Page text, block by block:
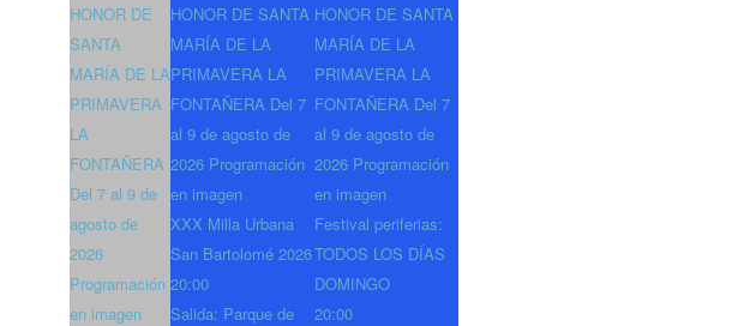
HONOR DE
SANTA
MARÍA DE LA
PRIMAVERA
LA
FONTAÑERA
Del 7 al 9 de
agosto de
2026
Programación
en imagen
HONOR DE SANTA
MARÍA DE LA
PRIMAVERA LA
FONTAÑERA Del 7
al 9 de agosto de
2026 Programación
en imagen
XXX Milla Urbana
San Bartolomé 2026
20:00
Salida: Parque de
HONOR DE SANTA
MARÍA DE LA
PRIMAVERA LA
FONTAÑERA Del 7
al 9 de agosto de
2026 Programación
en imagen
Festival periferias:
TODOS LOS DÍAS
DOMINGO
20:00